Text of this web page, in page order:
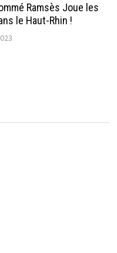
Ramsès Joue les
le Haut-Rhin !